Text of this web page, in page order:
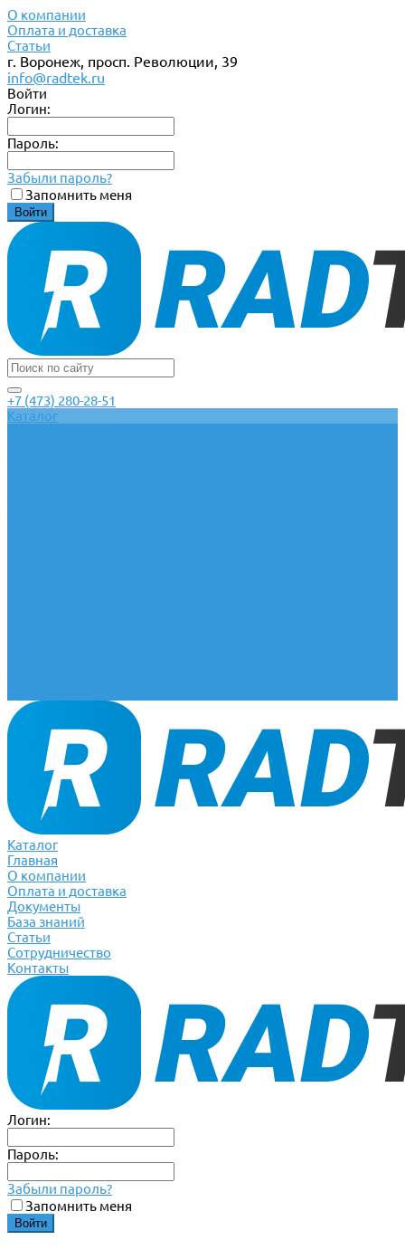
О компании
Оплата и доставка
Статьи
г. Воронеж, просп. Революции, 39
info@radtek.ru
Войти
Логин:
Пароль:
Забыли пароль?
Запомнить меня
+7 (473) 280-28-51
Каталог
Каталог
Главная
О компании
Оплата и доставка
Документы
База знаний
Статьи
Сотрудничество
Контакты
Логин:
Пароль:
Забыли пароль?
Запомнить меня